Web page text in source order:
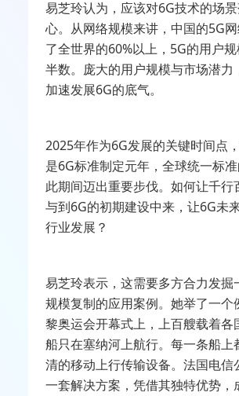
易芝玲认为，应该对6G技术的场
心。从网络规模来讲，中国的5G
了全世界的60%以上， 5G的用户
半数。庞大的用户规模与市场潜力
加速发展6G的底气。
2025年作为6G发展的关键时间点
是6G标准制定元年，全球统一标
此期间迈出重要步伐。如何让千行
与到6G的初期建设中来，让6G未
行业发展？
易芝玲表示，这需要多方合力发掘
规模复制的应用案例。她举了一个
黎奥运会开幕式上，上百艘载着各
船只在塞纳河上航行。每一条船上
清的移动上行传输设备。法国电信
一套解决方案，凭借其独特优势，